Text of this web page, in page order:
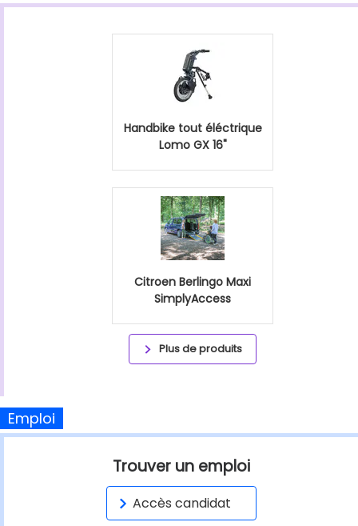
Handbike tout éléctrique
Lomo GX 16"
Citroen Berlingo Maxi
SimplyAccess
Plus de produits
Emploi
Trouver un emploi
Accès candidat